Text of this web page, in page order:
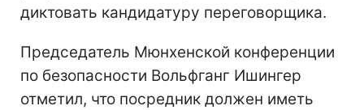
диктовать кандидатуру переговорщика.
Председатель Мюнхенской конференции
по безопасности Вольфганг Ишингер
отметил, что посредник должен иметь